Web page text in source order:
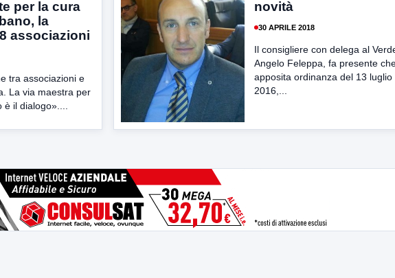
per la cura
la
associazioni
tra associazioni e
La via maestra per
il dialogo»....
novità
30 APRILE 2018
Il consigliere con delega al
Angelo Feleppa, fa presente
apposita ordinanza del 13 luglio
2016,...